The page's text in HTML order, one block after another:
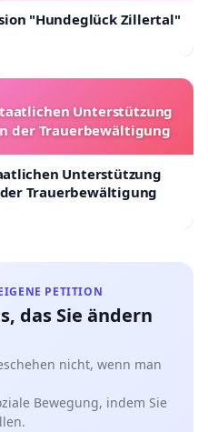
"Hundeglück Zillertal"
Unterstützung
der Trauerbewältigung
Unterstützung
Trauerbewältigung
PETITION
das Sie ändern
nicht, wenn man
Bewegung, indem Sie